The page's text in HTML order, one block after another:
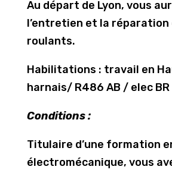
Au départ de Lyon, vous
l’entretien et la réparation
roulants.
Habilitations : travail en
harnais/ R486 AB / elec BR
Conditions :
Titulaire d’une formation
électromécanique, vous